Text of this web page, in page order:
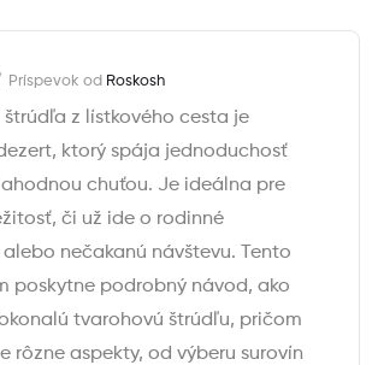
Príspevok od Roskosh
štrúdľa z lístkového cesta je
ktorý spája jednoduchosť
chuťou. Je ideálna pre
či už ide o rodinné
nečakanú návštevu. Tento
poskytne podrobný návod, ako
tvarohovú štrúdľu, pričom
rôzne aspekty, od výberu surovín